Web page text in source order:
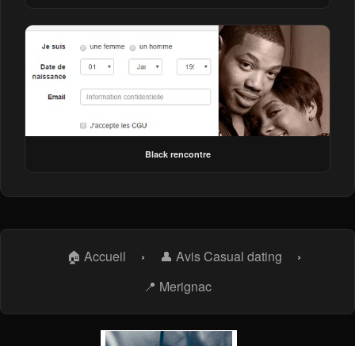
Black rencontre
🏠 Accueil › 👤 Avis Casual dating
›
📍 Merignac